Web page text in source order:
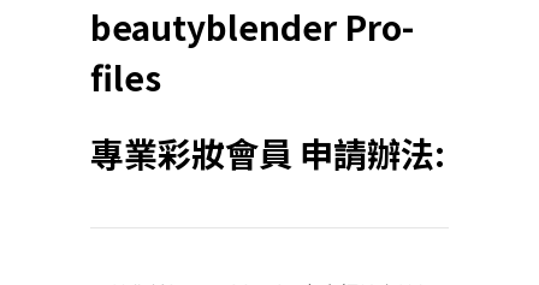
beautyblender Pro-
files
專業彩妝會員 申請辦法: